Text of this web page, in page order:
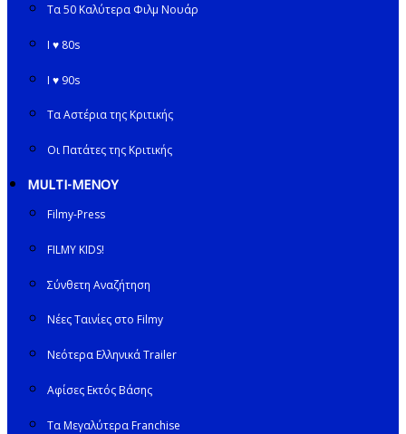
Τα 50 Καλύτερα Φιλμ Νουάρ
I ♥ 80s
I ♥ 90s
Τα Αστέρια της Κριτικής
Οι Πατάτες της Κριτικής
MULTI-ΜΕΝΟΥ
Filmy-Press
FILMY KIDS!
Σύνθετη Αναζήτηση
Νέες Ταινίες στο Filmy
Νεότερα Ελληνικά Trailer
Αφίσες Εκτός Βάσης
Τα Μεγαλύτερα Franchise